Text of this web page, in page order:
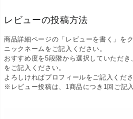
レビューの投稿方法
商品詳細ページの「レビューを書く」を
ニックネームをご記入ください。
おすすめ度を5段階から選択していただ
をご記入ください。
よろしければプロフィールをご記入くださ
※レビュー投稿は、1商品につき1回ご記